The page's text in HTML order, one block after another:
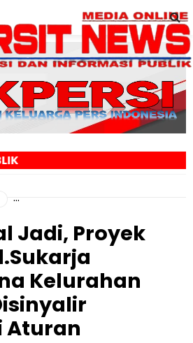
Jadi, Proyek
Kelurahan
Aturan